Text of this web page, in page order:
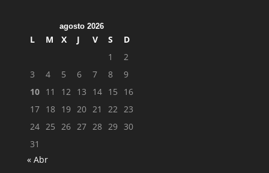
agosto 2026
L M X J V S
D
1
2
3
4 5 6 7 8
9
10 11 12 13 14 15
16
17 18 19 20 21 22
23
24 25 26 27 28 29 30
31
« Abr